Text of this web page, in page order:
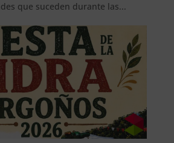
que suceden durante las...